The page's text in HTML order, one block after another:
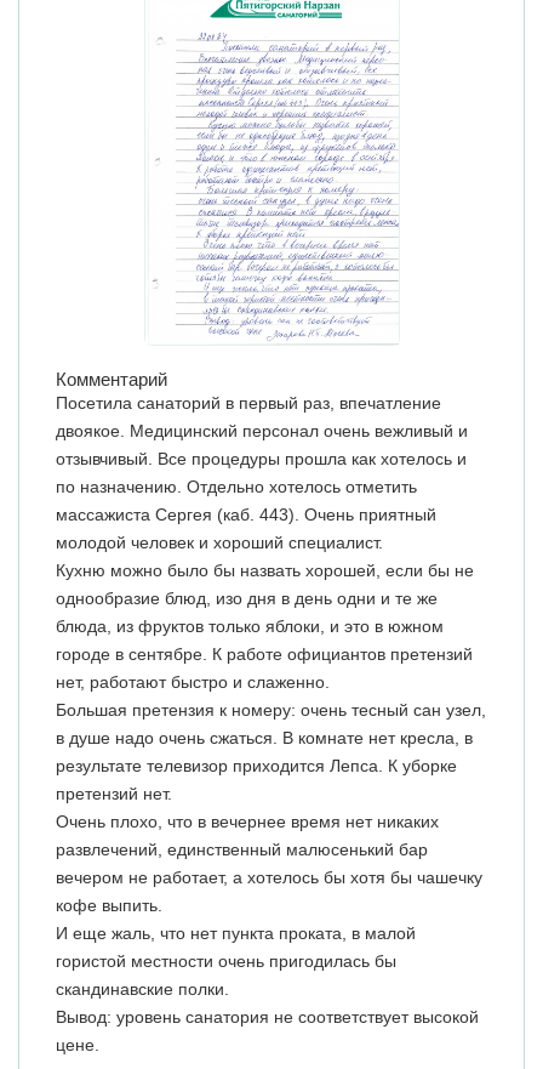
Комментарий
Посетила санаторий в первый раз, впечатление
двоякое. Медицинский персонал очень вежливый и
отзывчивый. Все процедуры прошла как хотелось и
по назначению. Отдельно хотелось отметить
массажиста Сергея (каб. 443). Очень приятный
молодой человек и хороший специалист.
Кухню можно было бы назвать хорошей, если бы не
однообразие блюд, изо дня в день одни и те же
блюда, из фруктов только яблоки, и это в южном
городе в сентябре. К работе официантов претензий
нет, работают быстро и слаженно.
Большая претензия к номеру: очень тесный сан узел,
в душе надо очень сжаться. В комнате нет кресла, в
результате телевизор приходится Лепса. К уборке
претензий нет.
Очень плохо, что в вечернее время нет никаких
развлечений, единственный малюсенький бар
вечером не работает, а хотелось бы хотя бы чашечку
кофе выпить.
И еще жаль, что нет пункта проката, в малой
гористой местности очень пригодилась бы
скандинавские полки.
Вывод: уровень санатория не соответствует высокой
цене.